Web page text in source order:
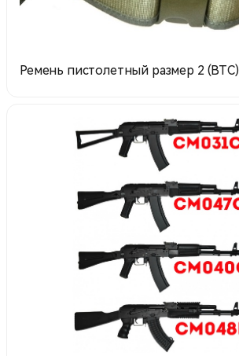
Ремень пистолетный размер 2 (ВТC)